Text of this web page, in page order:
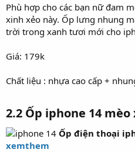
Phù hợp cho các bạn nữ đam
xinh xẻo này. Ốp lưng nhung
trời trong xanh tươi mới cho
Giá: 179k
Chất liệu : nhựa cao cấp +
2.2 Ốp iphone 14
Ốp điện thoại
xemthem